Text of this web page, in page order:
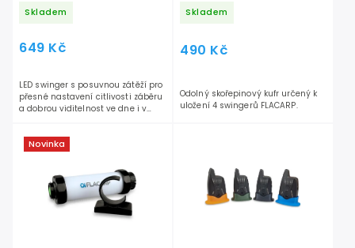
Skladem
649 Kč
LED swinger s posuvnou zátěží pro
přesné nastavení citlivosti záběru
a dobrou viditelnost ve dne i v
Skladem
490 Kč
Odolný skořepinový kufr určený k
uložení 4 swingerů FLACARP.
Novinka